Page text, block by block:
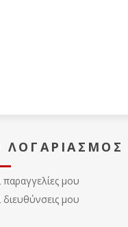
παραγγελίες μου
διευθύνσεις μου